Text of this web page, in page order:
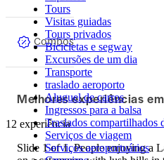
Tours
Visitas guiadas
Tours privados
Bicicletas e segway
Excursões de um dia
Transporte
traslado aeroporto
Aluguel de carros
Ingressos para a balsa
Traslados compartilhados
Serviços de viagem
Serviços aeroportuários
Combos
Melhores experiências
12 experiência
Slide 1 of 1, People enjoying a